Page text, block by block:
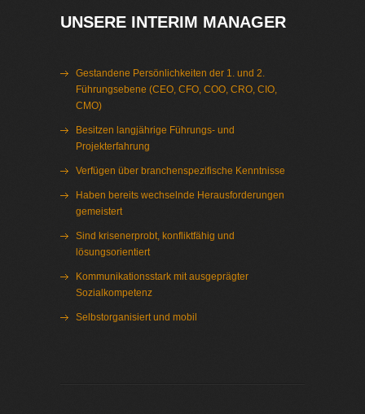
UNSERE INTERIM MANAGER
Gestandene Persönlichkeiten der 1. und 2.
Führungsebene (CEO, CFO, COO, CRO, CIO,
CMO)
Besitzen langjährige Führungs- und
Projekterfahrung
Verfügen über branchenspezifische Kenntnisse
Haben bereits wechselnde Herausforderungen
gemeistert
Sind krisenerprobt, konfliktfähig und
lösungsorientiert
Kommunikationsstark mit ausgeprägter
Sozialkompetenz
Selbstorganisiert und mobil